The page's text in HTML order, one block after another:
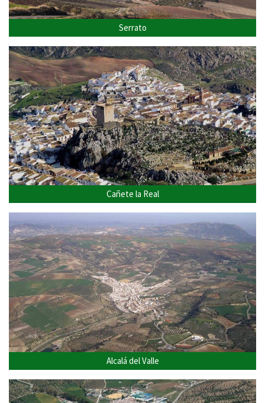
Serrato
Cañete la Real
Alcalá del Valle